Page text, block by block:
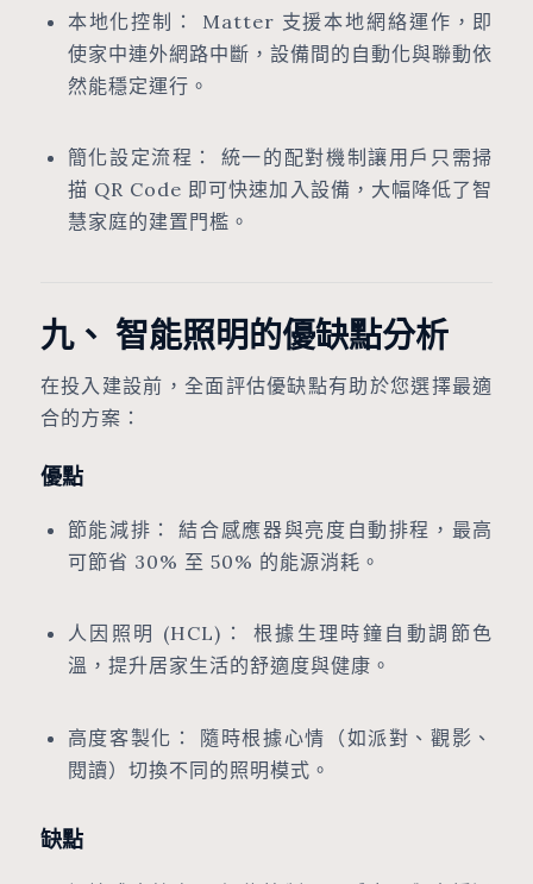
本地化控制： Matter 支援本地網絡運作，即
使家中連外網路中斷，設備間的自動化與聯動依
然能穩定運行。
簡化設定流程： 統一的配對機制讓用戶只需掃
描 QR Code 即可快速加入設備，大幅降低了智
慧家庭的建置門檻。
九、 智能照明的優缺點分析
在投入建設前，全面評估優缺點有助於您選擇最適
合的方案：
優點
節能減排： 結合感應器與亮度自動排程，最高
可節省 30% 至 50% 的能源消耗。
人因照明 (HCL)： 根據生理時鐘自動調節色
溫，提升居家生活的舒適度與健康。
高度客製化： 隨時根據心情（如派對、觀影、
閱讀）切換不同的照明模式。
缺點